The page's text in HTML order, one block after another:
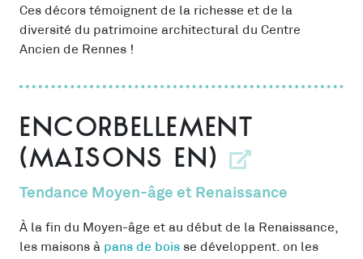
Ces décors témoignent de la richesse et de la
diversité du patrimoine architectural du Centre
Ancien de Rennes !
Encorbellement
(maisons en)
Tendance Moyen-âge et Renaissance
À la fin du Moyen-âge et au début de la Renaissance,
les maisons à pans de bois se développent. on les